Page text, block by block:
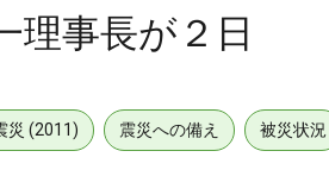
理事長が２日
災 (2011) 震災への備え 被災状況